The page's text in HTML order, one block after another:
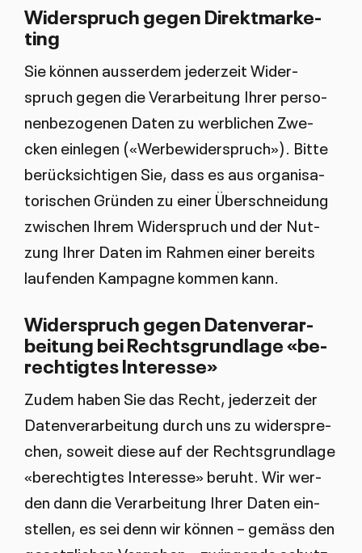
Wi­der­spruch ge­gen Di­rekt­mar­ke­
ting
Sie kön­nen aus­ser­dem je­der­zeit Wi­der­
spruch ge­gen die Ver­ar­bei­tung Ih­rer per­so­
nen­be­zo­ge­nen Da­ten zu werb­li­chen Zwe­
cken ein­le­gen («Wer­be­wi­der­spruch»). Bit­te
be­rück­sich­ti­gen Sie, dass es aus or­ga­ni­sa­
to­ri­schen Grün­den zu ei­ner Über­schnei­dung
zwi­schen Ih­rem Wi­der­spruch und der Nut­
zung Ih­rer Da­ten im Rah­men ei­ner be­reits
lau­fen­den Kam­pa­gne kom­men kann.
Wi­der­spruch ge­gen Da­ten­ver­ar­
bei­tung bei Rechts­grund­la­ge «be­
rech­tig­tes In­ter­es­se»
Zu­dem ha­ben Sie das Recht, je­der­zeit der
Da­ten­ver­ar­bei­tung durch uns zu wi­der­spre­
chen, so­weit die­se auf der Rechts­grund­la­ge
«be­rech­tig­tes In­ter­es­se» be­ruht. Wir wer­
den dann die Ver­ar­bei­tung Ih­rer Da­ten ein­
stel­len, es sei denn wir kön­nen – ge­mä­ss den